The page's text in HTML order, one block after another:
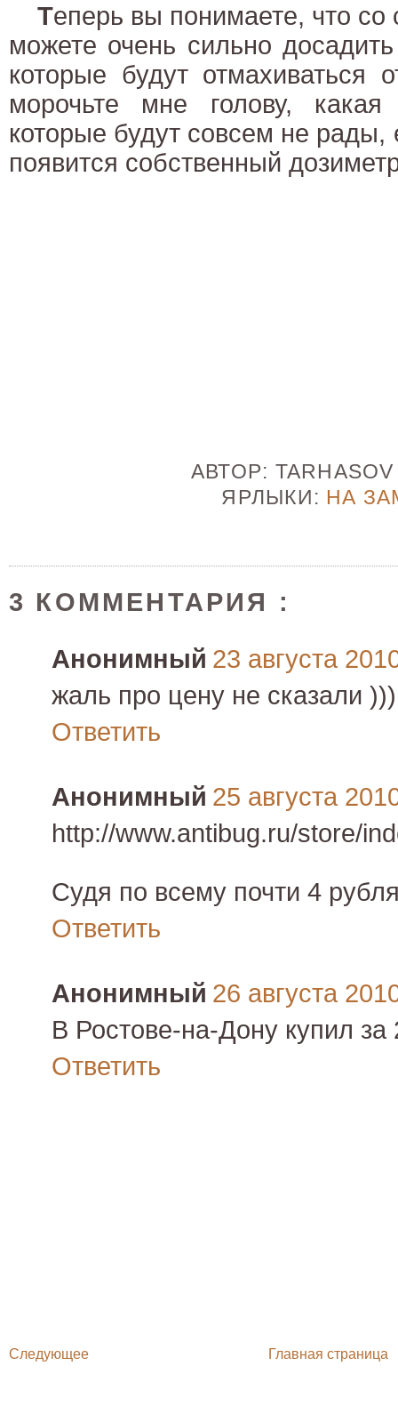
Теперь вы понимаете, что
можете очень сильно
которые будут отмахиваться
морочьте мне голову,
которые будут совсем не рады,
появится собственный
АВТОР:
ЯРЛЫКИ: НА
3 КОММЕНТАРИЯ :
Анонимный 23 августа
жаль про цену не сказали )))
Ответить
Анонимный 25 августа
http://www.antibug.ru/store/
Судя по всему почти 4
Ответить
Анонимный 26 августа
В Ростове-на-Дону купил за
Ответить
Следующее Главная страница